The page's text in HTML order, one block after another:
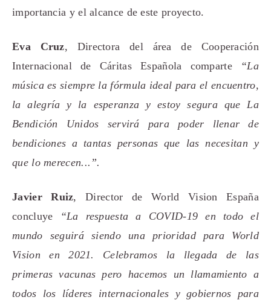
importancia y el alcance de este proyecto.
Eva Cruz, Directora del área de Cooperación
Internacional de Cáritas Española comparte “La
música es siempre la fórmula ideal para el encuentro,
la alegría y la esperanza y estoy segura que La
Bendición Unidos servirá para poder llenar de
bendiciones a tantas personas que las necesitan y
que lo merecen...”.
Javier Ruiz, Director de World Vision España
concluye
“La respuesta a COVID-19 en todo el
mundo seguirá siendo una prioridad para World
Vision en 2021. Celebramos la llegada de las
primeras vacunas pero hacemos un llamamiento a
todos los líderes internacionales y gobiernos para